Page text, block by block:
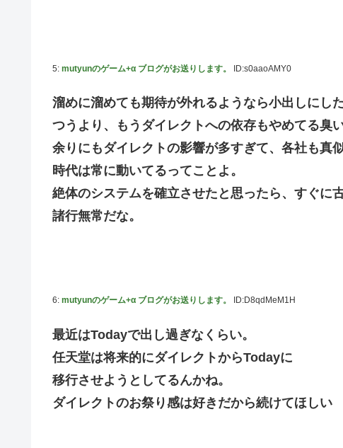
5: mutyunのゲーム+α ブログがお送りします。 ID:s0aaoAMY0
溜めに溜めても期待が外れるようなら小出しにし
つうより、もうダイレクトへの依存もやめてる臭
余りにもダイレクトの影響が多すぎて、各社も真
時代は常に動いてるってことよ。
絶体のシステムを確立させたと思ったら、すぐに
諸行無常だな。
6: mutyunのゲーム+α ブログがお送りします。 ID:D8qdMeM1H
最近はTodayで出し過ぎなくらい。
任天堂は将来的にダイレクトからTodayに
移行させようとしてるんかね。
ダイレクトのお祭り感は好きだから続けてほしい